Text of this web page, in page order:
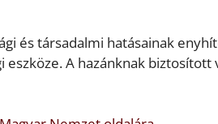
és társadalmi hatásainak
A hazánknak